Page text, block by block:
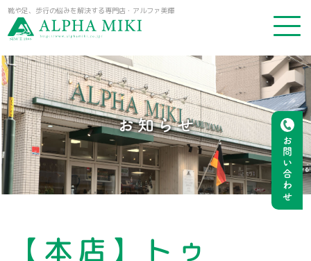
靴や足、歩行の悩みを解決する専門店・アルファ美輝
お問い合わせ
お知らせ
【本店】トゥ